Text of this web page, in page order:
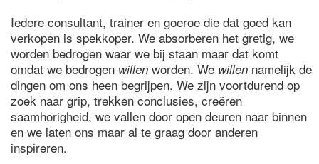
Iedere consultant, trainer en goeroe die dat goed kan
verkopen is spekkoper. We absorberen het gretig, we
worden bedrogen waar we bij staan maar dat komt
omdat we bedrogen willen worden. We willen namelijk de
dingen om ons heen begrijpen. We zijn voortdurend op
zoek naar grip, trekken conclusies, creëren
saamhorigheid, we vallen door open deuren naar binnen
en we laten ons maar al te graag door anderen
inspireren.